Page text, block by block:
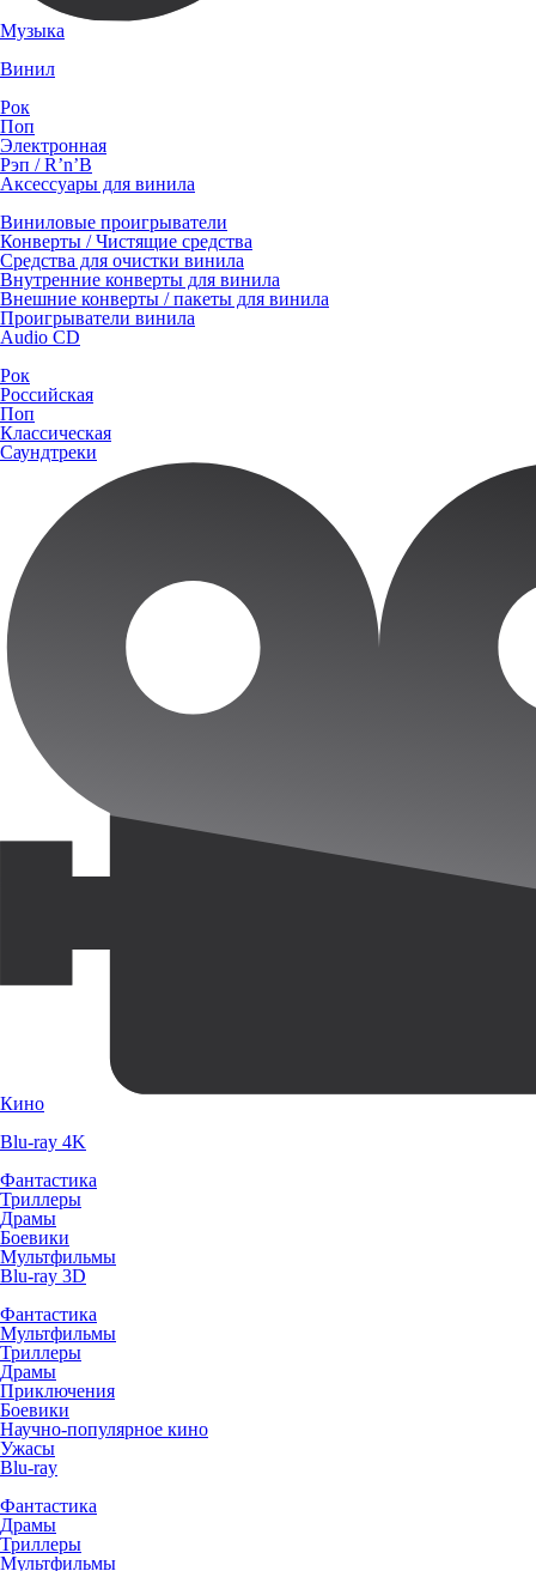
Музыка
Винил
Рок
Поп
Электронная
Рэп / R’n’B
Аксессуары для винила
Виниловые проигрыватели
Конверты / Чистящие средства
Средства для очистки винила
Внутренние конверты для винила
Внешние конверты / пакеты для винила
Проигрыватели винила
Audio CD
Рок
Российская
Поп
Классическая
Саундтреки
Кино
Blu-ray 4K
Фантастика
Триллеры
Драмы
Боевики
Мультфильмы
Blu-ray 3D
Фантастика
Мультфильмы
Триллеры
Драмы
Приключения
Боевики
Научно-популярное кино
Ужасы
Blu-ray
Фантастика
Драмы
Триллеры
Мультфильмы